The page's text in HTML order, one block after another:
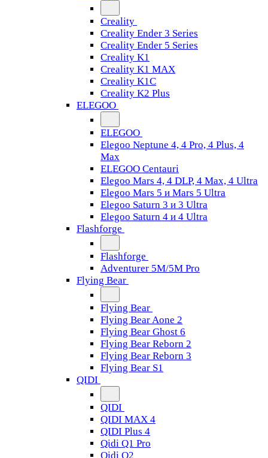
Creality
Creality Ender 3 Series
Creality Ender 5 Series
Creality K1
Creality K1 MAX
Creality K1C
Creality K2 Plus
ELEGOO
ELEGOO
Elegoo Neptune 4, 4 Pro, 4 Plus, 4
Max
ELEGOO Centauri
Elegoo Mars 4, 4 DLP, 4 Max, 4 Ultra
Elegoo Mars 5 и Mars 5 Ultra
Elegoo Saturn 3 и 3 Ultra
Elegoo Saturn 4 и 4 Ultra
Flashforge
Flashforge
Adventurer 5M/5M Pro
Flying Bear
Flying Bear
Flying Bear Aone 2
Flying Bear Ghost 6
Flying Bear Reborn 2
Flying Bear Reborn 3
Flying Bear S1
QIDI
QIDI
QIDI MAX 4
QIDI Plus 4
Qidi Q1 Pro
Qidi Q2